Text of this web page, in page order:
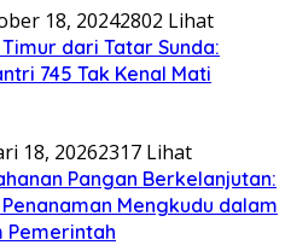
18, 20242802 Lihat
dari Tatar Sunda:
745 Tak Kenal Mati
18, 20262317 Lihat
Pangan Berkelanjutan:
Mengkudu dalam
Pemerintah